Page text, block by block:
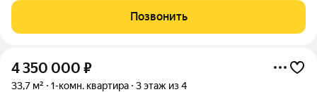
практически никто не жил, все чистое и аккуратное.
Привнесите сюда уют,
Позвонить
4 350 000 ₽
33,7 м² 1-комн. квартира 3 этаж из 4